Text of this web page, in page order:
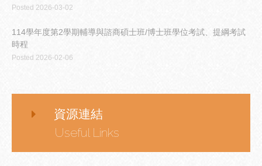
Posted 2026-03-02
114學年度第2學期輔導與諮商碩士班/博士班學位考試、提綱考試
時程
Posted 2026-02-06
資源連結
Useful Links